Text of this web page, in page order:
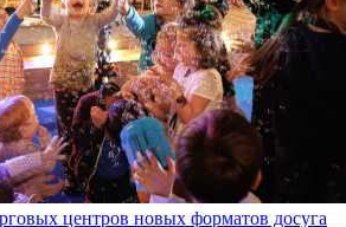
центров новых форматов досуга